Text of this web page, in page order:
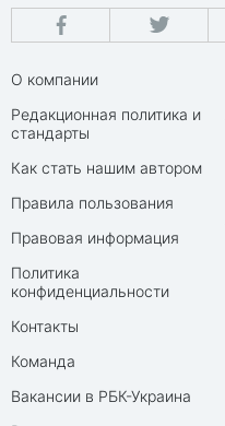
О компании
Редакционная политика и
стандарты
Как стать нашим автором
Правила пользования
Правовая информация
Политика
конфиденциальности
Контакты
Команда
Вакансии в РБК-Украина